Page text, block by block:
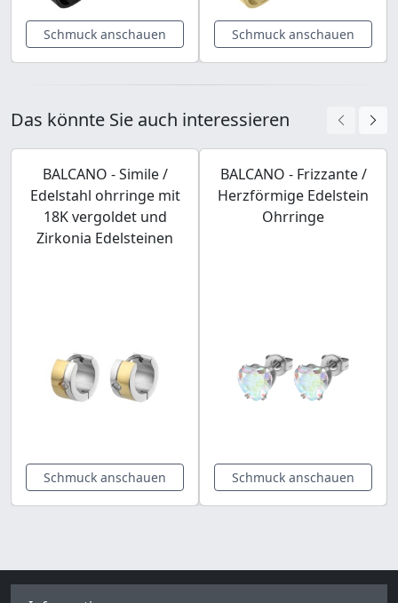
Schmuck anschauen Schmuck anschauen
Das könnte Sie auch interessieren
BALCANO - Simile /
Edelstahl ohrringe mit
18K vergoldet und
Zirkonia Edelsteinen
Schmuck anschauen
BALCANO - Frizzante /
Herzförmige Edelstein
Ohrringe
Schmuck anschauen